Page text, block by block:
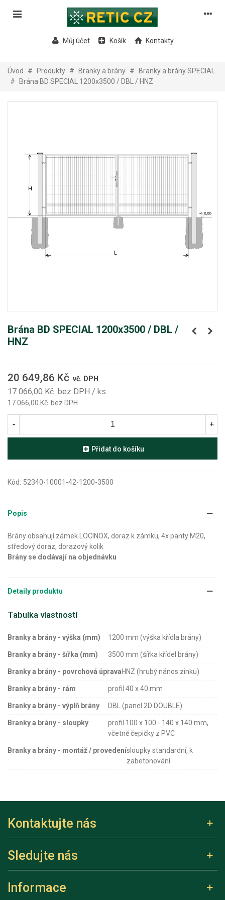
Můj účet Košík Kontakty
Úvod # Produkty # Branky a brány #
Branky a brány SPECIAL
#
Brána BD SPECIAL 1200x3500 / DBL / HNZ
Brána BD SPECIAL 1200x3500 / DBL /
HNZ
20 649,86 Kč vč. DPH
17 066,00 Kč bez DPH / ks
17 066,00 Kč bez DPH
- +
Přidat do košíku
Kód: 52340-10001-42-1200-3500
Popis
Brány obsahují zámek LOCINOX, doraz k zámku, 4x panty M20,
středový doraz, dorazový kolik
Brány se dodávají na objednávku
Detaily produktu
Tabulka vlastností
Branky a brány - výška (mm) 1200 mm (výška křídla brány)
Branky a brány - šířka (mm) 3500 mm (šířka křídel brány)
Branky a brány - povrchová úpravaHNZ (hrubý nános zinku)
Branky a brány - rám profil 40 x 40 mm
Branky a brány - výplň brány DBL (panel 2D DOUBLE)
Branky a brány - sloupky
profil 100 x 100 - 140 x 140 mm,
včetně čepičky z PVC
Branky a brány - montáž / provedenísloupky standardní, k
zabetonování
Kontaktujte nás
Sledujte nás
Informace